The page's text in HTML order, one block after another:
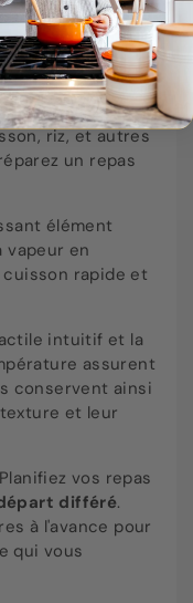
Avec une
ses trois paniers
riz, et autres
un repas
élément
vapeur en
rapide et
intuitif et la
assurent
conservent ainsi
et leur
Planifiez vos repas
différé.
à l'avance pour
qui vous